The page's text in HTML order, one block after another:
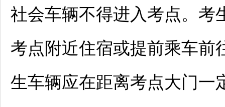
社会车辆不得进入考点。考
考点附近住宿或提前乘车前
生车辆应在距离考点大门一